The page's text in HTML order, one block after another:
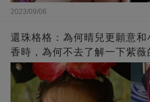
2023/09/06
還珠格格：為何晴兒更願意
香時，為何不去了解一下紫薇